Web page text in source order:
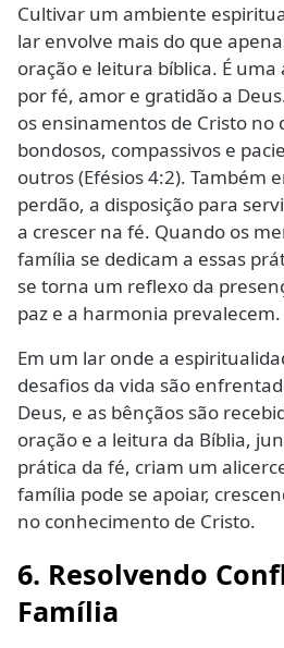
Cultivar um ambiente
lar envolve mais do que
oração e leitura bíblica. É
por fé, amor e gratidão a
os ensinamentos de Cristo no
bondosos, compassivos e
outros (Efésios 4:2). Também
perdão, a disposição para
a crescer na fé. Quando os
família se dedicam a essas
se torna um reflexo da
paz e a harmonia prevalecem.
Em um lar onde a
desafios da vida são
Deus, e as bênçãos são
oração e a leitura da Bíblia,
prática da fé, criam um
família pode se apoiar,
no conhecimento de Cristo.
6. Resolvendo
Família